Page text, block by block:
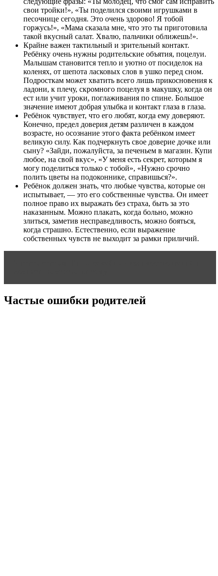
свои тройки!», «Ты поделился своими игрушками в
песочнице сегодня. Это очень здорово! Я тобой
горжусь!», «Мама сказала мне, что это ты приготовила
такой вкусный салат. Хвалю, пальчики оближешь!».
Крайне важен тактильный и зрительный контакт.
Ребёнку очень нужны родительские объятия, поцелуи.
Малышам становится тепло и уютно от посиделок на
коленях, от шепота ласковых слов в ушко перед сном.
Подросткам может хватить всего лишь прикосновения к
ладони, к плечу, скромного поцелуя в макушку, когда он
ест или учит уроки, поглаживания по спине. Большое
значение имеют добрая улыбка и контакт глаза в глаза.
Ребёнок чувствует, что его любят, когда ему доверяют.
Конечно, предел доверия детям различен в каждом
возрасте, но осознание этого факта ребёнком имеет
великую силу. Как подчеркнуть свое доверие дочке или
сыну? «Зайди, пожалуйста, за печеньем в магазин. Купи
любое, на свой вкус», «У меня есть секрет, которым я
могу поделиться только с тобой», «Нужно срочно
полить цветы на подоконнике, справишься?».
Ребёнок должен знать, что любые чувства, которые он
испытывает, — это его собственные чувства. Он имеет
полное право их выражать без страха, быть за это
наказанным. Можно плакать, когда больно, можно
злиться, заметив несправедливость, можно бояться,
когда страшно. Естественно, если выражение
собственных чувств не выходит за рамки приличий.
Частые ошибки родителей